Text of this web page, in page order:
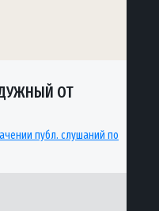
ОТ
публ. слушаний по